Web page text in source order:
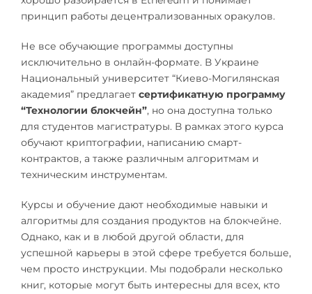
принцип работы децентрализованных оракулов.
Не все обучающие программы доступны
исключительно в онлайн-формате. В Украине
Национальный университет “Киево-Могилянская
академия” предлагает сертификатную программу
“Технологии блокчейн”, но она доступна только
для студентов магистратуры. В рамках этого курса
обучают криптографии, написанию смарт-
контрактов, а также различным алгоритмам и
техническим инструментам.
Курсы и обучение дают необходимые навыки и
алгоритмы для создания продуктов на блокчейне.
Однако, как и в любой другой области, для
успешной карьеры в этой сфере требуется больше,
чем просто инструкции. Мы подобрали несколько
книг, которые могут быть интересны для всех, кто